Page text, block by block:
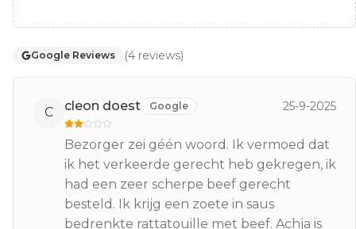
Google Reviews (4 reviews)
C cleon doest Google 25-9-2025
Bezorger zei géén woord. Ik vermoed dat
ik het verkeerde gerecht heb gekregen, ik
had een zeer scherpe beef gerecht
besteld. Ik krijg een zoete in saus
bedrenkte rattatouille met beef. Achja is